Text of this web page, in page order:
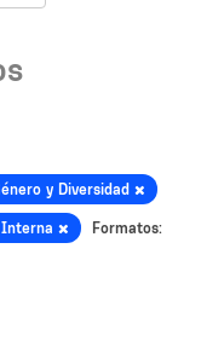
y Diversidad
Formatos: